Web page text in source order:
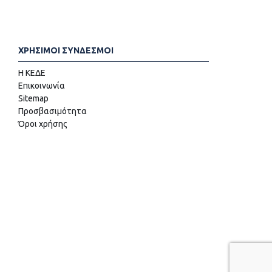
ΧΡΗΣΙΜΟΙ ΣΥΝΔΕΣΜΟΙ
Η ΚΕΔΕ
Επικοινωνία
Sitemap
Προσβασιμότητα
Όροι χρήσης